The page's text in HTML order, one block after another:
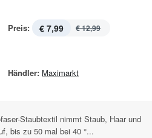
Preis: € 7,99 € 12,99
Händler: Maximarkt
Staubtextil nimmt Staub, Haar und
bis zu 50 mal bei 40 °...